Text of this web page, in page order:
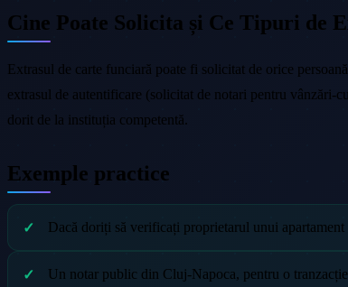
Cine Poate Solicita și Ce Tipuri de
Extrasul de carte funciară poate fi solicitat de orice
extrasul de autentificare (solicitat de notari pentru vânzări-
dorit de la instituția competentă.
Exemple practice
Dacă doriți să verificați proprietarul unui
Un notar public din Cluj-Napoca, pentru o